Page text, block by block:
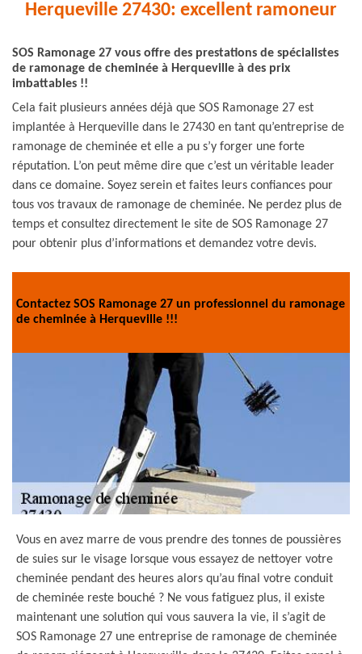
Herqueville 27430: excellent ramoneur
SOS Ramonage 27 vous offre des prestations de spécialistes
de ramonage de cheminée à Herqueville à des prix
imbattables !!
Cela fait plusieurs années déjà que SOS Ramonage 27 est
implantée à Herqueville dans le 27430 en tant qu’entreprise de
ramonage de cheminée et elle a pu s’y forger une forte
réputation. L’on peut même dire que c’est un véritable leader
dans ce domaine. Soyez serein et faites leurs confiances pour
tous vos travaux de ramonage de cheminée. Ne perdez plus de
temps et consultez directement le site de SOS Ramonage 27
pour obtenir plus d’informations et demandez votre devis.
Contactez SOS Ramonage 27 un professionnel du ramonage
de cheminée à Herqueville !!!
Vous en avez marre de vous prendre des tonnes de poussières
de suies sur le visage lorsque vous essayez de nettoyer votre
cheminée pendant des heures alors qu’au final votre conduit
de cheminée reste bouché ? Ne vous fatiguez plus, il existe
maintenant une solution qui vous sauvera la vie, il s’agit de
SOS Ramonage 27 une entreprise de ramonage de cheminée